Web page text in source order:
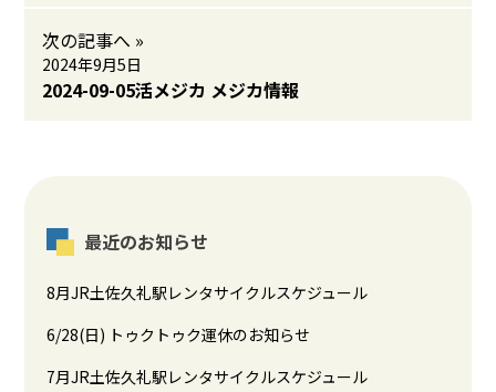
次の記事へ »
2024年9月5日
2024-09-05活メジカ メジカ情報
最近のお知らせ
8月JR土佐久礼駅レンタサイクルスケジュール
6/28(日) トゥクトゥク運休のお知らせ
7月JR土佐久礼駅レンタサイクルスケジュール